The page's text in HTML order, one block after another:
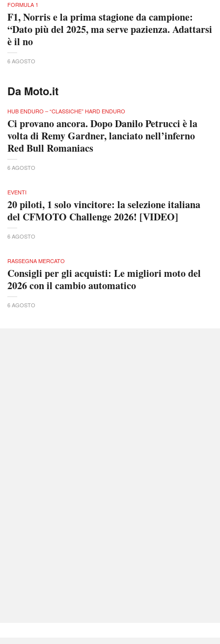
FORMULA 1
F1, Norris e la prima stagione da campione:
“Dato più del 2025, ma serve pazienza. Adattarsi
è il no
6 AGOSTO
Da Moto.it
HUB ENDURO – “CLASSICHE” HARD ENDURO
Ci provano ancora. Dopo Danilo Petrucci è la
volta di Remy Gardner, lanciato nell’inferno
Red Bull Romaniacs
6 AGOSTO
EVENTI
20 piloti, 1 solo vincitore: la selezione italiana
del CFMOTO Challenge 2026! [VIDEO]
6 AGOSTO
RASSEGNA MERCATO
Consigli per gli acquisti: Le migliori moto del
2026 con il cambio automatico
6 AGOSTO